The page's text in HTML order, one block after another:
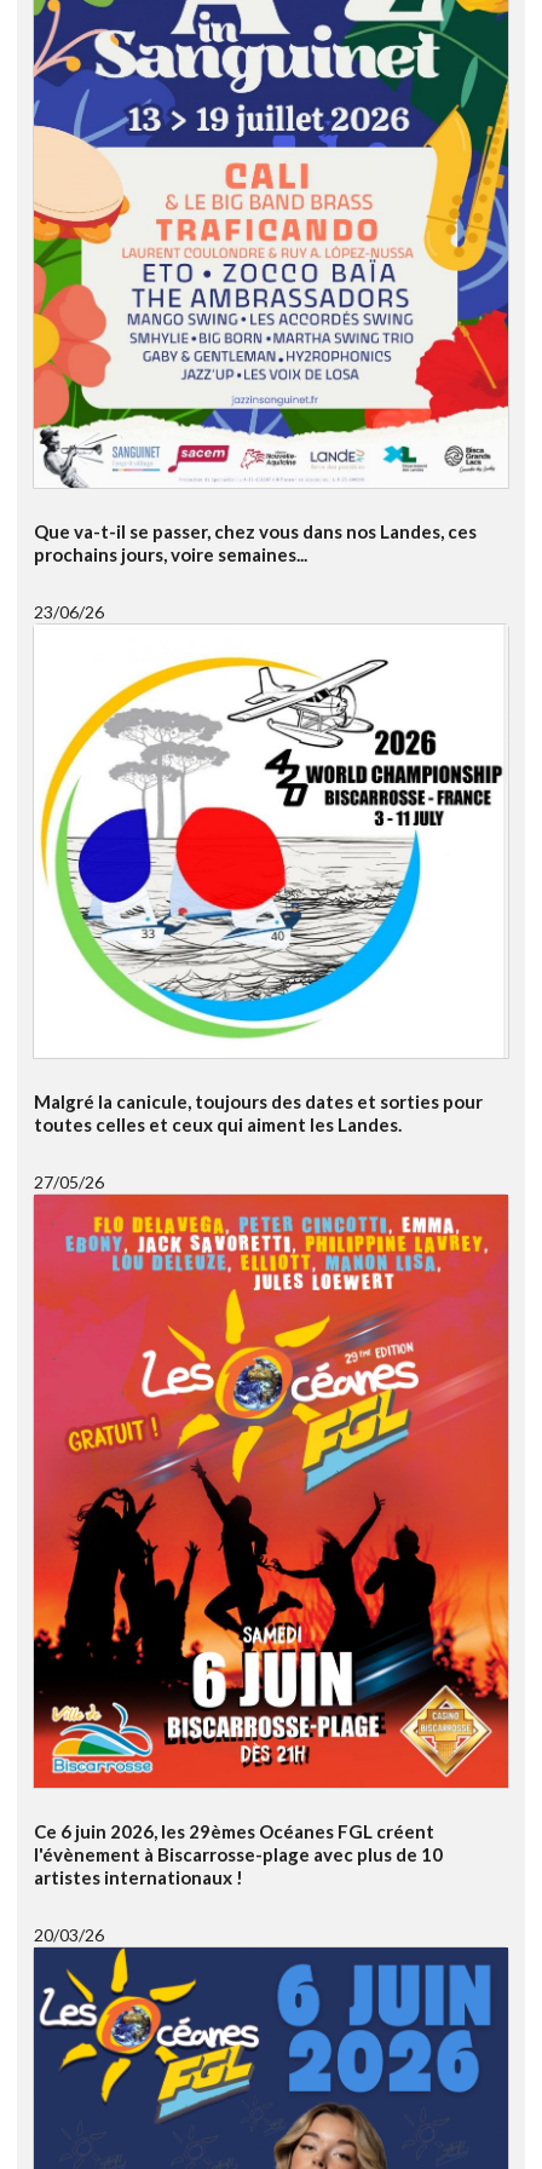
Que va-t-il se passer, chez vous dans nos Landes, ces
prochains jours, voire semaines...
23/06/26
Malgré la canicule, toujours des dates et sorties pour
toutes celles et ceux qui aiment les Landes.
27/05/26
Ce 6 juin 2026, les 29èmes Océanes FGL créent
l'évènement à Biscarrosse-plage avec plus de 10
artistes internationaux !
20/03/26